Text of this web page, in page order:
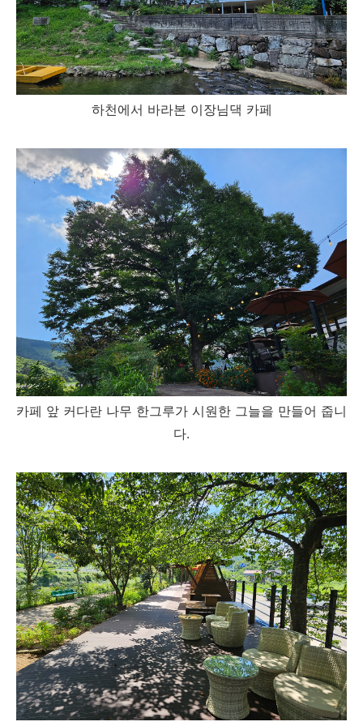
하천에서 바라본 이장님댁 카페
카페 앞 커다란 나무 한그루가 시원한 그늘을 만들어 줍니
다.